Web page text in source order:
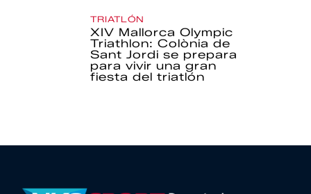
TRIATLÓN
XIV Mallorca Olympic
Triathlon: Colònia de
Sant Jordi se prepara
para vivir una gran
fiesta del triatlón